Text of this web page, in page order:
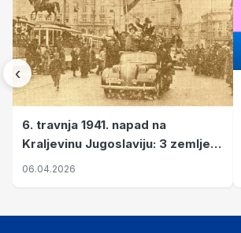
‹
6. travnja 1941. napad na
Kraljevinu Jugoslaviju: 3 zemlje
nastale njenim raspadom
06.04.2026